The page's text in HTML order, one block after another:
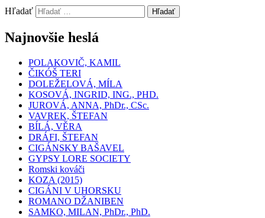
Hľadať Hľadať
Najnovšie heslá
POLAKOVIČ, KAMIL
ČIKÓŠ TERI
DOLEŽELOVÁ, MÍLA
KOSOVÁ, INGRID, ING., PHD.
JUROVÁ, ANNA, PhDr., CSc.
VAVREK, ŠTEFAN
BÍLÁ, VĚRA
DRÁFI, ŠTEFAN
CIGÁNSKY BAŠAVEL
GYPSY LORE SOCIETY
Romski kováči
KOZA (2015)
CIGÁNI V UHORSKU
ROMANO DŽANIBEN
SAMKO, MILAN, PhDr., PhD.